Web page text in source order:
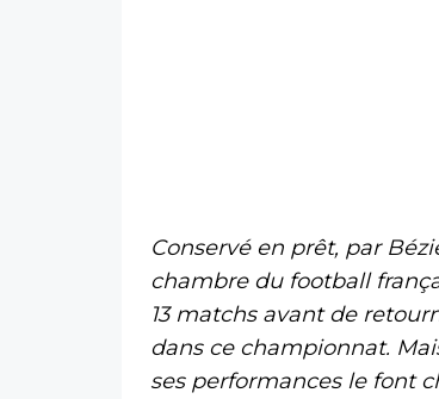
Conservé en prêt, par
chambre du football
13 matchs avant de
dans ce championnat.
ses performances le font